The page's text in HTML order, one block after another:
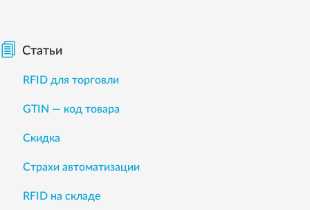
Статьи
RFID для торговли
GTIN — код товара
Скидка
Страхи автоматизации
RFID на складе